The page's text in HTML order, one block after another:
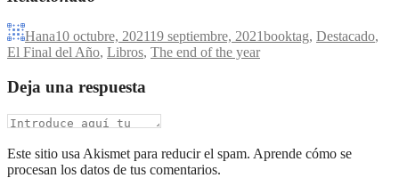
Hana10 octubre, 202119 septiembre, 2021booktag, Destacado,
El Final del Año, Libros, The end of the year
Deja una respuesta
Este sitio usa Akismet para reducir el spam. Aprende cómo se
procesan los datos de tus comentarios.